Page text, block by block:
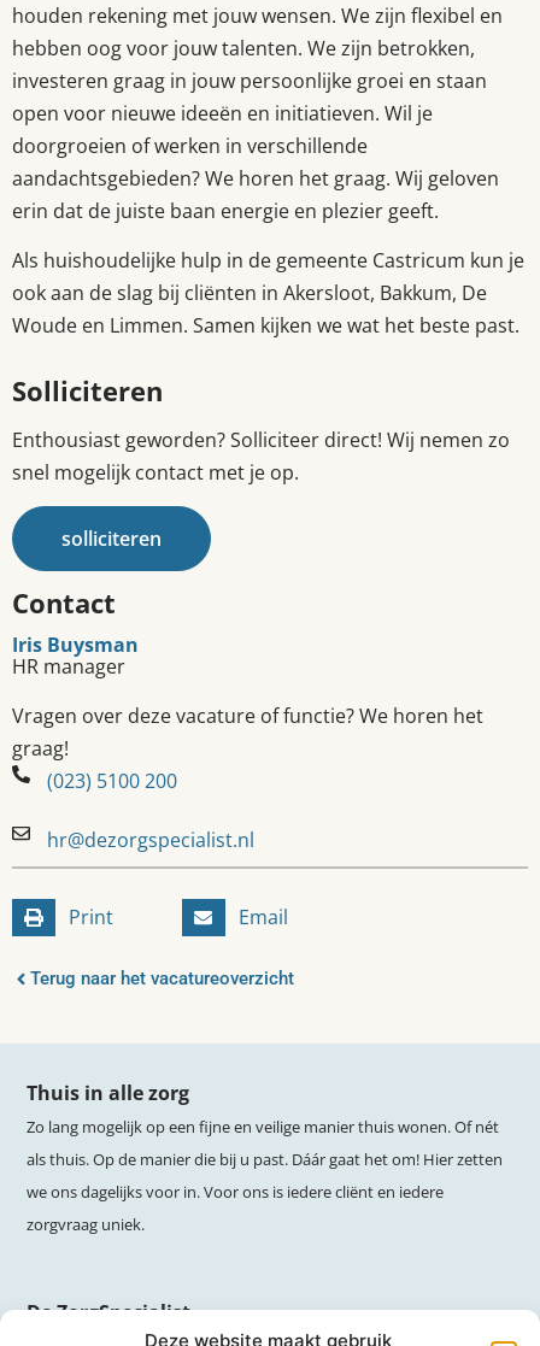
Deze website maakt gebruik
houden rekening met jouw wensen. We zijn flexibel en
hebben oog voor jouw talenten. We zijn betrokken,
investeren graag in jouw persoonlijke groei en staan
open voor nieuwe ideeën en initiatieven. Wil je
doorgroeien of werken in verschillende
aandachtsgebieden? We horen het graag. Wij geloven
erin dat de juiste baan energie en plezier geeft.
Als huishoudelijke hulp in de gemeente Castricum kun je
ook aan de slag bij cliënten in Akersloot, Bakkum, De
Woude en Limmen. Samen kijken we wat het beste past.
Solliciteren
Enthousiast geworden? Solliciteer direct! Wij nemen zo
snel mogelijk contact met je op.
solliciteren
Contact
Iris Buysman
HR manager
Vragen over deze vacature of functie? We horen het
graag!
(023) 5100 200
hr@dezorgspecialist.nl
Print Email
Terug naar het vacatureoverzicht
Thuis in alle zorg
Zo lang mogelijk op een fijne en veilige manier thuis wonen. Of nét
als thuis. Op de manier die bij u past. Dáár gaat het om! Hier zetten
we ons dagelijks voor in. Voor ons is iedere cliënt en iedere
zorgvraag uniek.
De ZorgSpecialist